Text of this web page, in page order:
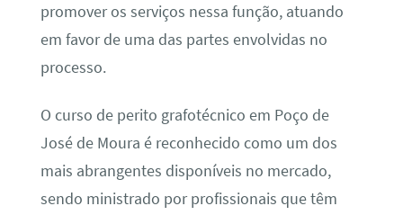
promover os serviços nessa função, atuando
em favor de uma das partes envolvidas no
processo.
O curso de perito grafotécnico em Poço de
José de Moura é reconhecido como um dos
mais abrangentes disponíveis no mercado,
sendo ministrado por profissionais que têm